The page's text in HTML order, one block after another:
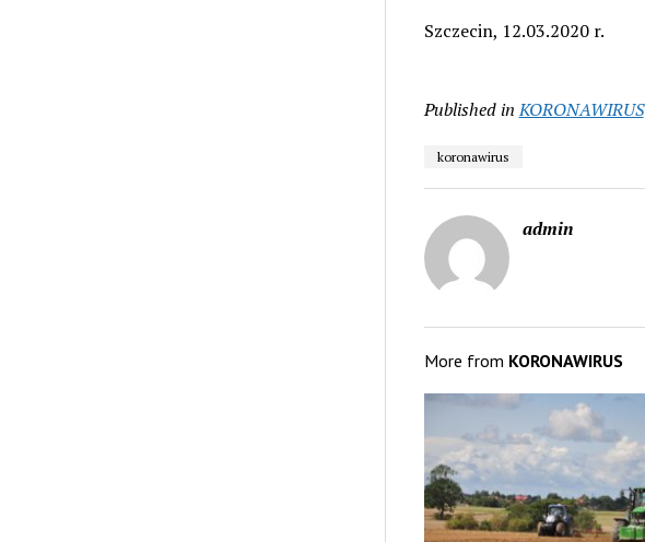
Szczecin, 12.03.2020 r.
Published in KORONAWIRUS
koronawirus
admin
More from KORONAWIRUS